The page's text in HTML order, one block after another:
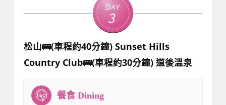
Day
3
松山🚌(車程約40分鐘) Sunset Hills
Country Club🚌(車程約30分鐘) 道後溫泉